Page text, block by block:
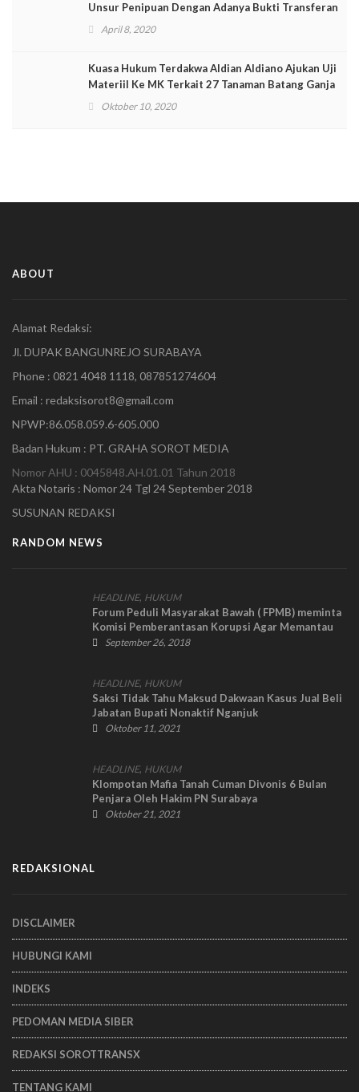
Unsur Penipuan Dengan Adanya Bukti Transferan
April 8, 2020
Kuasa Hukum Terdakwa Aldian Aldiano Ajukan Uji
Materiil Ke MK Terkait 27 Tanaman Batang Ganja
Oktober 10, 2020
ABOUT
Alamat Redaksi:
Jl. DUPAK BANGUNREJO SURABAYA
Phone : 0821 4048 1118, 087851274604
Email : redaksisorot8@gmail.com
NPWP:86.058.059.6-605.000
Badan Hukum : PT. GRAHA SOROT MEDIA
Nomor AHU : 0045848.AH.01.01 Tahun 2018
Akta Notaris : Nomor 24 Tgl 24 September 2018
SUSUNAN REDAKSI
RANDOM NEWS
HEADLINE, HUKUM
Forum Peduli Masyarakat Bawah ( FPMB) meminta
Komisi Pemberantasan Korupsi Agar Memantau
Kasus SIPOA
September 26, 2018
HEADLINE, HUKUM
Saksi Tidak Tahu Maksud Dakwaan Kasus Jual Beli
Jabatan Bupati Nonaktif Nganjuk
Oktober 11, 2021
HEADLINE, HUKUM
Klompotan Mafia Tanah Cuman Divonis 6 Bulan
Penjara Oleh Hakim PN Surabaya
Oktober 21, 2021
REDAKSIONAL
DISCLAIMER
HUBUNGI KAMI
INDEKS
PEDOMAN MEDIA SIBER
REDAKSI SOROTTRANSX
TENTANG KAMI